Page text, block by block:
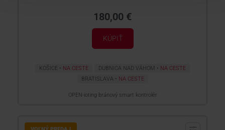
180,00 €
KÚPIŤ
KOŠICE NA CESTE DUBNICA NAD VÁHOM
NA CESTE
BRATISLAVA
NA CESTE
OPEN-ioting bránový smart kontrolér